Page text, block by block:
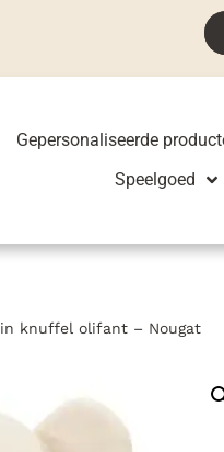
Gepersonaliseerde
Speelgoed
knuffel olifant – Nougat